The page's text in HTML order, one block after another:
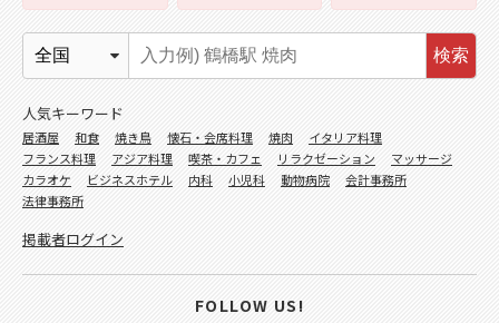
検索
人気キーワード
居酒屋 和食 焼き鳥 懐石・会席料理 焼肉
イタリア料理
フランス料理
アジア料理 喫茶・カフェ リラクゼーション
マッサージ
カラオケ
ビジネスホテル 内科 小児科 動物病院
会計事務所
法律事務所
掲載者ログイン
FOLLOW US!